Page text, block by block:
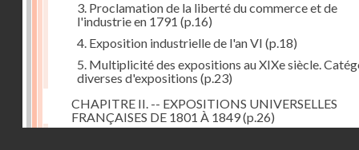
3. Proclamation de la liberté du commerce et de
l'industrie en 1791 (p.16)
4. Exposition industrielle de l'an VI (p.18)
5. Multiplicité des expositions au XIXe siècle.
diverses d'expositions (p.23)
CHAPITRE II. -- EXPOSITIONS UNIVERSELLES
FRANÇAISES DE 1801 À 1849(p.26)